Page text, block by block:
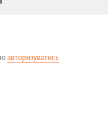
авторизуватись